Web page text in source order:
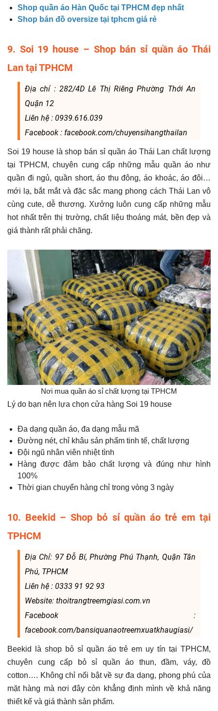
Shop quần áo Hàn Quốc tại TPHCM đẹp nhất
Shop bán đồ oversize tại tphcm giá rẻ
9. Soi 19 house – Shop bán sỉ quần áo Thái
Lan tại TPHCM
Địa chỉ : 282/4D Lê Thị Riêng Phường Thới An
Quận 12
Liên hệ : 0939.616.039
Facebook : facebook.com/chuyensihangthailan
Soi 19 house là shop bán sỉ quần áo Thái Lan chất lượng
tại TPHCM, chuyên cung cấp những mẫu quần áo như
quần đi ngủ, quần short, áo thu đông, áo khoác, áo đôi…
mới lạ, bắt mắt và đặc sắc mang phong cách Thái Lan vô
cùng cute, dễ thương. Xưởng luôn cung cấp những mẫu
hot nhất trên thị trường, chất liệu thoáng mát, bền đẹp và
giá thành rất phải chăng.
Nơi mua quần áo sỉ chất lượng tại TPHCM
Lý do bạn nên lựa chọn cửa hàng Soi 19 house
Đa dạng quần áo, đa dạng mẫu mã
Đường nét, chỉ khâu sản phẩm tinh tế, chất lượng
Đội ngũ nhân viên nhiệt tình
Hàng được đảm bảo chất lượng và đúng như hình
100%
Thời gian chuyển hàng chỉ trong vòng 3 ngày
10. Beekid – Shop bỏ sỉ quần áo trẻ em tại
TPHCM
Địa Chỉ: 97 Đỗ Bí, Phường Phú Thạnh, Quận Tân
Phú, TPHCM
Liên hệ : 0333 91 92 93
Website: thoitrangtreemgiasi.com.vn
Facebook :
facebook.com/bansiquanaotreemxuatkhaugiasi/
Beekid là shop bỏ sỉ quần áo trẻ em uy tín tại TPHCM,
chuyên cung cấp bỏ sỉ quần áo thun, đầm, váy, đồ
cotton…. Không chỉ nổi bật về sự đa dạng, phong phú của
mặt hàng mà nơi đây còn khẳng định mình về khả năng
thiết kế và giá thành sản phẩm.